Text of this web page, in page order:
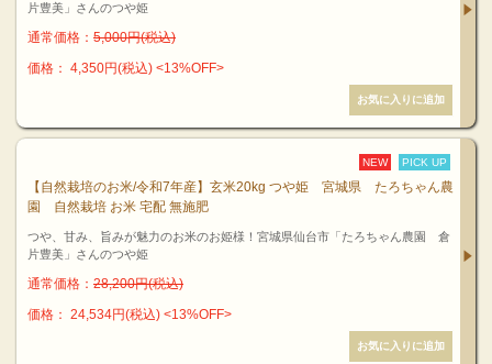
片豊美」さんのつや姫
通常価格： 5,000円(税込)
価格： 4,350円(税込) <13%OFF>
NEW PICK UP
【自然栽培のお米/令和7年産】玄米20kg つや姫 宮城県 たろちゃん農
園 自然栽培 お米 宅配 無施肥
つや、甘み、旨みが魅力のお米のお姫様！宮城県仙台市「たろちゃん農園 倉
片豊美」さんのつや姫
通常価格： 28,200円(税込)
価格： 24,534円(税込) <13%OFF>